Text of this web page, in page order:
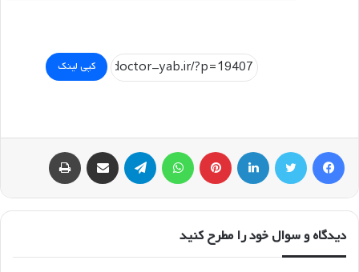
کپی لینک
فیسبوک توییتر لینکداین پینتریست تلگرام اشتراک گذاری با ایمیل
دیدگاه و سوال خود را مطرح کنید